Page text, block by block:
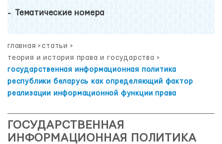
Тематические номера
главная >статьи >
теория и история права и государства >
государственная информационная политика
республики беларусь как определяющий фактор
реализации информационной функции права
ГОСУДАРСТВЕННАЯ
ИНФОРМАЦИОННАЯ ПОЛИТИКА